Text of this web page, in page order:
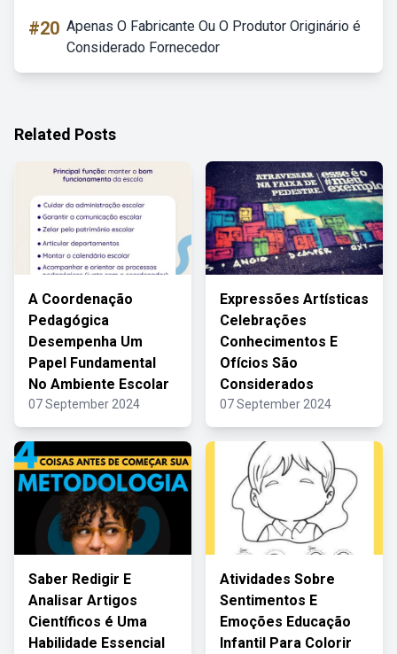
#20 Apenas O Fabricante Ou O Produtor Originário é
Considerado Fornecedor
Related Posts
A Coordenação
Pedagógica
Desempenha Um
Papel Fundamental
No Ambiente Escolar
07 September 2024
Expressões Artísticas
Celebrações
Conhecimentos E
Ofícios São
Considerados
07 September 2024
Saber Redigir E
Analisar Artigos
Científicos é Uma
Habilidade Essencial
Atividades Sobre
Sentimentos E
Emoções Educação
Infantil Para Colorir